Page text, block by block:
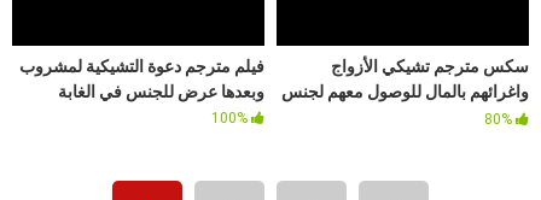
فيلم مترجم دعوة التشيكية لمشروب
وبعدها عرض للجنس في الغابة
سكس مترجم تشيكي الأزواج
واغرائهم بالمال للوصول معهم لجنس
جماعي